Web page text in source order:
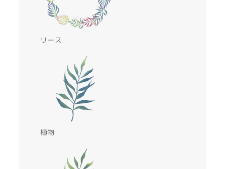
リース
植物